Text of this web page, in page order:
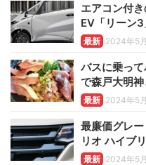
エアコン付
EV「リーン
最新 2024年5
バスに乗っ
で森戸大明
最新 2024年5
最廉価グレ
リオ ハイブ
最新 2024年5